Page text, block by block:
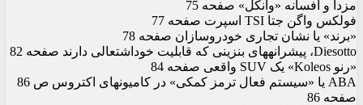
مزدا و افسانه «وانکل» صفحه 75
فولکس واگن جتا TSI اسپرت صفحه 77
«برند» یا نشان تجاری خودروسازان صفحه 78
Diesotto، پیشرانه‏های بنزینی که قابلیت خوداشتعالی دارند صفحه 82
«رنو Koleos» یک SUV واقعی صفحه 84
ABA یا «سیستم فعال ترمز کمکی» در کامیون‏های اکتروس ص 86
صفحه 86